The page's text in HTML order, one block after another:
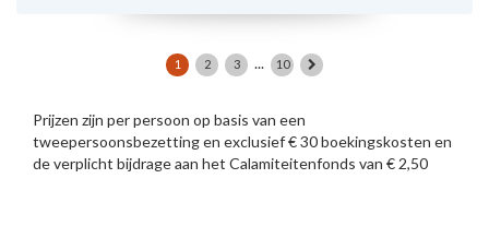
1 2 3 ... 10
Prijzen zijn per persoon op basis van een
tweepersoonsbezetting en exclusief € 30 boekingskosten en
de verplicht bijdrage aan het Calamiteitenfonds van € 2,50